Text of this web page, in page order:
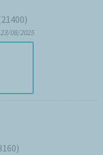
23/08/2025